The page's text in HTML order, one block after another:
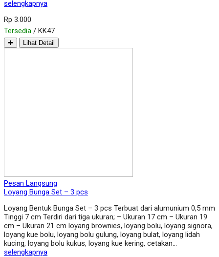
selengkapnya
Rp 3.000
Tersedia / KK47
✚ Lihat Detail
Pesan Langsung
Loyang Bunga Set – 3 pcs
Loyang Bentuk Bunga Set – 3 pcs Terbuat dari alumunium 0,5 mm
Tinggi 7 cm Terdiri dari tiga ukuran; – Ukuran 17 cm – Ukuran 19
cm – Ukuran 21 cm loyang brownies, loyang bolu, loyang signora,
loyang kue bolu, loyang bolu gulung, loyang bulat, loyang lidah
kucing, loyang bolu kukus, loyang kue kering, cetakan…
selengkapnya